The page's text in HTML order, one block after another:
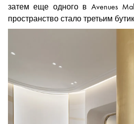
затем еще одного в Avenues
пространство стало третьим